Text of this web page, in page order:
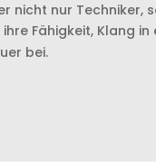
nicht nur
Fähigkeit, Klang
bei.